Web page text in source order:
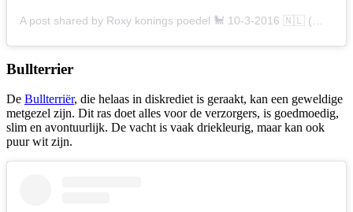
Bullterrier
De Bullterriër, die helaas in diskrediet is geraakt, kan een geweldige
metgezel zijn. Dit ras doet alles voor de verzorgers, is goedmoedig,
slim en avontuurlijk. De vacht is vaak driekleurig, maar kan ook
puur wit zijn.